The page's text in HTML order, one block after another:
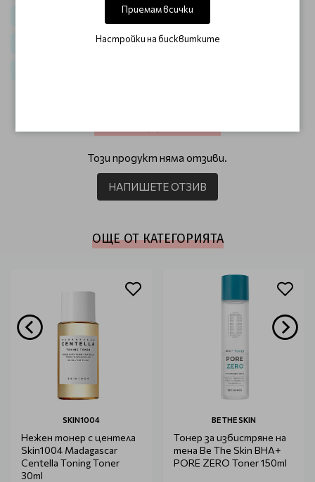
Корейски почистващи продукти за лице
Корейски тонери за лице
Този продукт няма отзиви.
НАПИШЕТЕ ОТЗИВ
ОЩЕ ОТ КАТЕГОРИЯТА
SKIN1004
Нежен тонер с центела
Skin1004 Madagascar
Centella Toning Toner
30ml
BE THE SKIN
Тонер за избистряне на
тена Be The Skin BHA+
PORE ZERO Toner 150ml
Приемам всички
Настройки на бисквитките